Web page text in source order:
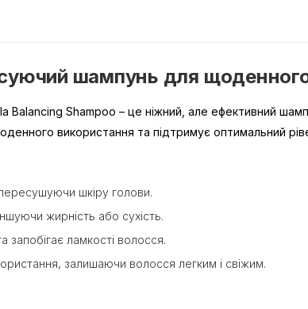
шампунь для
Balancing Shampoo – це ніжний, але ефективний
використання та підтримує оптимальний
шкіру голови.
жирність або сухість.
ламкості волосся.
залишаючи волосся легким і свіжим.